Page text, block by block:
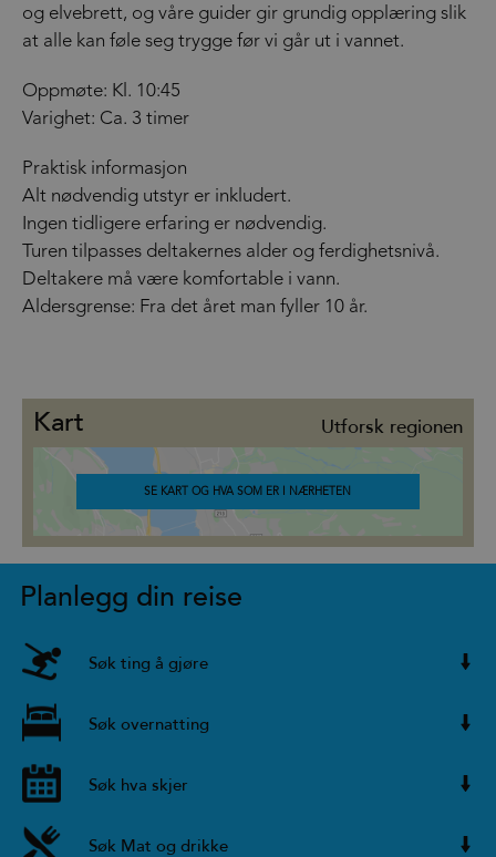
og elvebrett, og våre guider gir grundig opplæring slik
at alle kan føle seg trygge før vi går ut i vannet.
Oppmøte: Kl. 10:45
Varighet: Ca. 3 timer
Praktisk informasjon
Alt nødvendig utstyr er inkludert.
Ingen tidligere erfaring er nødvendig.
Turen tilpasses deltakernes alder og ferdighetsnivå.
Deltakere må være komfortable i vann.
Aldersgrense: Fra det året man fyller 10 år.
Kart Utforsk regionen
SE KART OG HVA SOM ER I NÆRHETEN
Planlegg din reise
Søk ting å gjøre
Søk overnatting
Søk hva skjer
Søk Mat og drikke